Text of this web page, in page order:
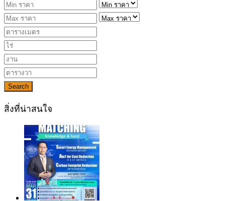
Search
สิ่งที่น่าสนใจ